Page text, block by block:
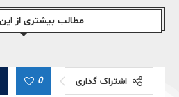
مطالب بیشتری از
اشتراک گذاری 0